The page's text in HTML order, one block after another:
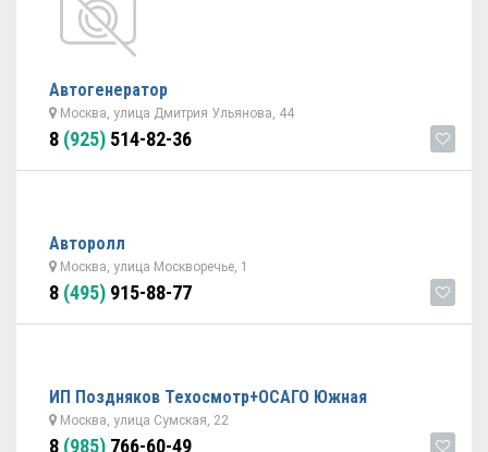
Автогенератор
Москва, улица Дмитрия Ульянова, 44
8 (925) 514-82-36
Авторолл
Москва, улица Москворечье, 1
8 (495) 915-88-77
ИП Поздняков Техосмотр+ОСАГО Южная
Москва, улица Сумская, 22
8 (985) 766-60-49